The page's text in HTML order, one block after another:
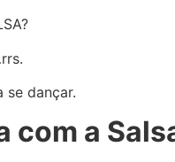
se dançar.
com a